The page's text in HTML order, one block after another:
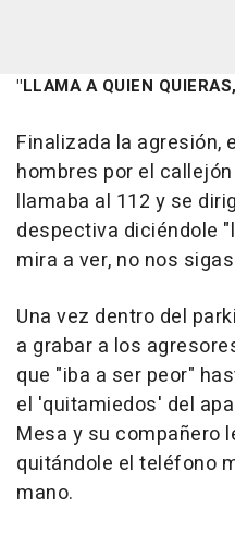
"LLAMA A QUIEN
Finalizada la agresión,
hombres por el
llamaba al 112 y se
despectiva diciéndole
mira a ver, no nos
Una vez dentro del
a grabar a los
que "iba a ser peor"
el 'quitamiedos' del
Mesa y su compañero
quitándole el teléfono
mano.